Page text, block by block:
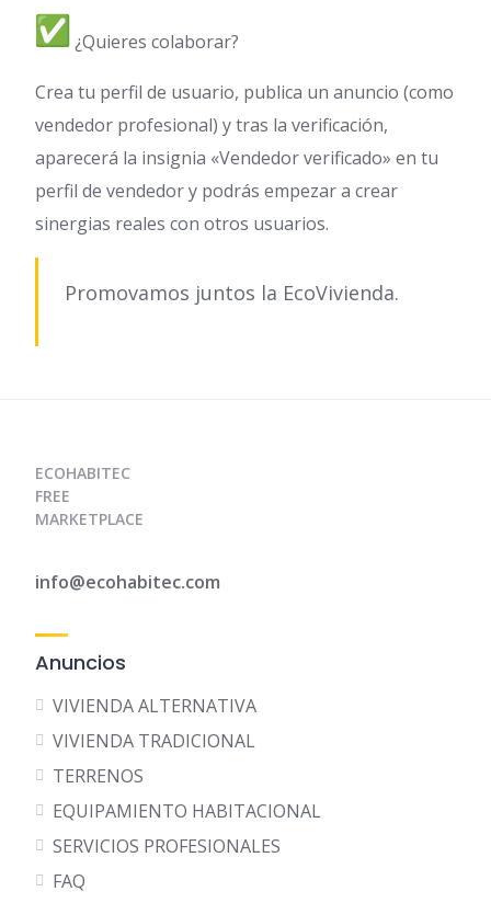
¿Quieres colaborar?
Crea tu perfil de usuario, publica un anuncio (como
vendedor profesional) y tras la verificación,
aparecerá la insignia «Vendedor verificado» en tu
perfil de vendedor y podrás empezar a crear
sinergias reales con otros usuarios.
Promovamos juntos la EcoVivienda.
ECOHABITEC
FREE
MARKETPLACE
info@ecohabitec.com
Anuncios
VIVIENDA ALTERNATIVA
VIVIENDA TRADICIONAL
TERRENOS
EQUIPAMIENTO HABITACIONAL
SERVICIOS PROFESIONALES
FAQ